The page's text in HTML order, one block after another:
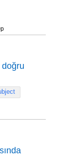
p